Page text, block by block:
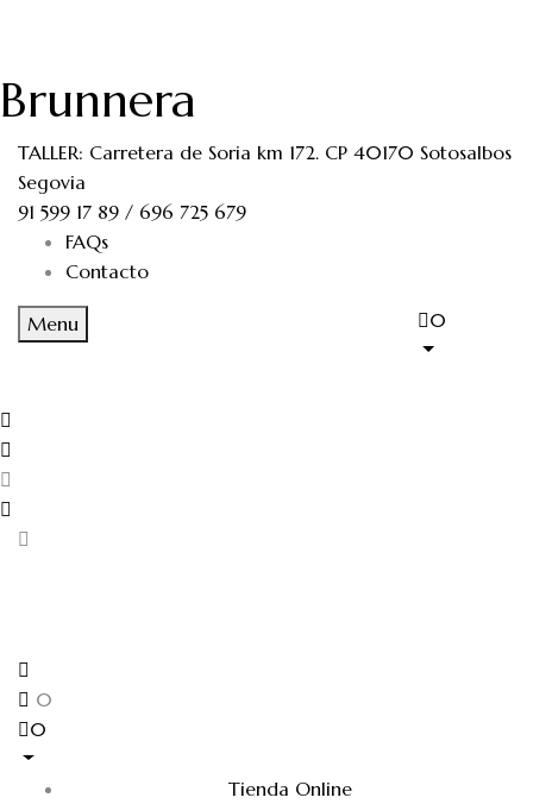
Brunnera
TALLER: Carretera de Soria km 172. CP 40170 Sotosalbos
Segovia
91 599 17 89 / 696 725 679
FAQs
Contacto
Menu 0
0
0
Tienda Online